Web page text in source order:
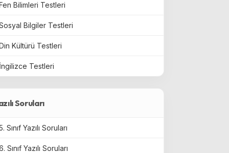
Bilimleri Testleri
Bilgiler Testleri
Kültürü Testleri
İngilizce Testleri
Soruları
Sınıf Yazılı Soruları
Sınıf Yazılı Soruları